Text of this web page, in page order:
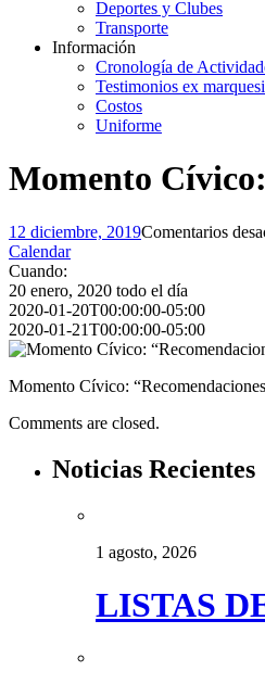
Deportes y Clubes
Transporte
Información
Cronología de
Testimonios ex
Costos
Uniforme
Momento
12 diciembre, 2019Comentarios
Calendar
Cuando:
20 enero, 2020 todo el día
2020-01-20T00:00:00-05:00
2020-01-21T00:00:00-05:00
Momento Cívico:
Comments are closed.
Noticias Recientes
1 agosto, 2026
LISTAS